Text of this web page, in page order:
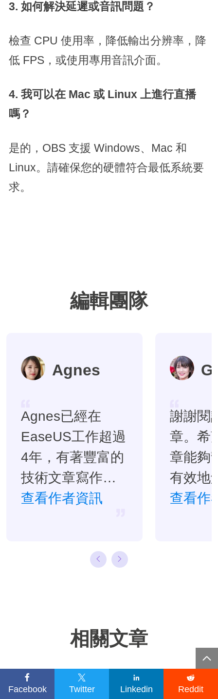

Facebook

Twitter

Linkedin

Reddit
3. 如何解決延遲或音訊問題？
檢查 CPU 使用率，降低輸出分辨率，降
低 FPS，或使用專用音訊介面。
4. 我可以在 Mac 或 Linux 上進行直播
嗎？
是的，OBS 支援 Windows、Mac 和
Linux。請確保您的硬體符合最低系統要
求。
編輯團隊
Agnes
Agnes已經在
EaseUS工作超過
4年，有著豐富的
技術文章寫作經
驗。目前，寫過
理或備份還原相
查看作者資訊
謝謝閱
章。希
章能夠
有效地
題。…
查看作
相關文章
